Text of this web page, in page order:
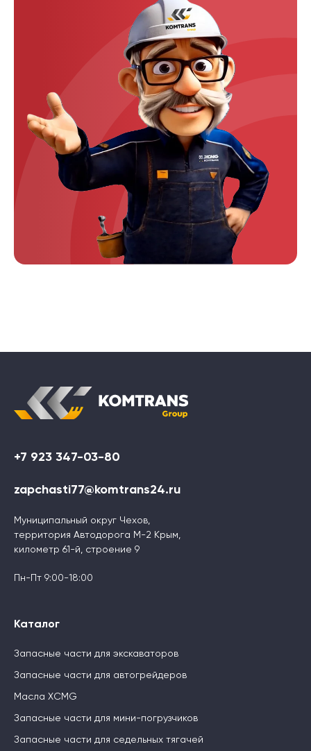
+7 923 347-03-80
zapchasti77@komtrans24.ru
Муниципальный округ Чехов,
территория Автодорога М-2 Крым,
километр 61-й, строение 9
Пн-Пт 9:00-18:00
Каталог
Запасные части для экскаваторов
Запасные части для автогрейдеров
Масла XCMG
Запасные части для мини-погрузчиков
Запасные части для седельных тягачей